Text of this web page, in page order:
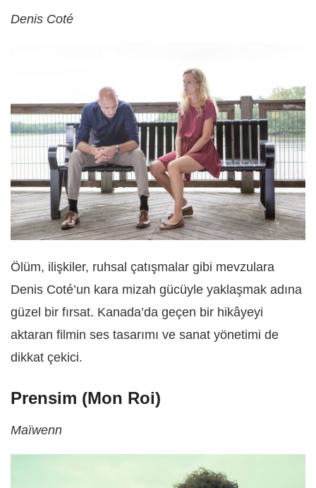
Denis Coté
Ölüm, ilişkiler, ruhsal çatışmalar gibi mevzulara
Denis Coté’un kara mizah gücüyle yaklaşmak adına
güzel bir fırsat. Kanada’da geçen bir hikâyeyi
aktaran filmin ses tasarımı ve sanat yönetimi de
dikkat çekici.
Prensim (Mon Roi)
Maïwenn